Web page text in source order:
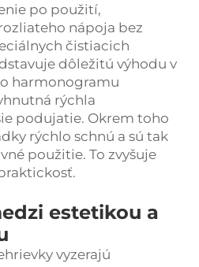
po použití,
nápoja bez
čistiacich
dôležitú výhodu v
harmonogramu
rýchla
podujatie. Okrem toho
rýchlo schnú a sú tak
použitie. To zvyšuje
estetikou a
vyzerajú